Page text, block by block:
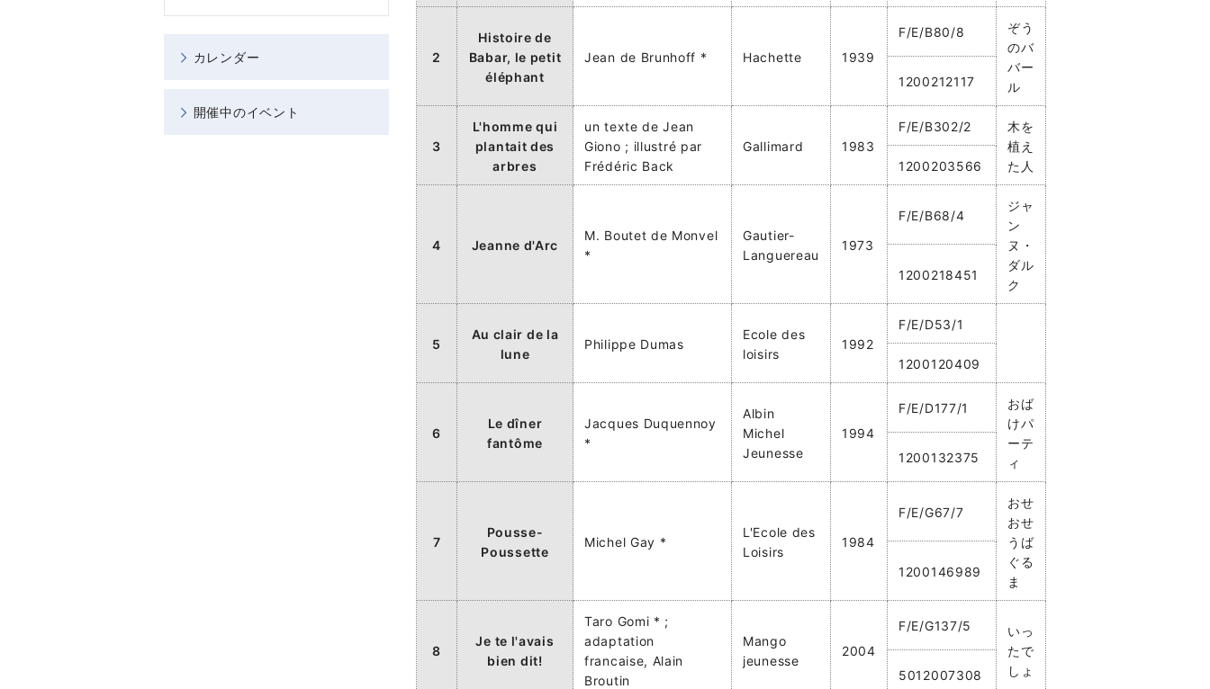
2
Histoire de
Babar, le petit
éléphant
Jean de Brunhoff * Hachette 1939
F/E/B80/8
ぞう
のバ
バー
ル
1200212117
3
L'homme qui
plantait des
arbres
un texte de Jean
Giono ; illustré par
Frédéric Back
Gallimard 1983
F/E/B302/2
木を
植え
た人
1200203566
4 Jeanne d'Arc
M. Boutet de Monvel
*
Gautier-
Languereau
1973
F/E/B68/4
ジャ
ン
ヌ・
ダル
ク
1200218451
5
Au clair de la
lune
Philippe Dumas
Ecole des
loisirs
1992
F/E/D53/1
1200120409
6
Le dîner
fantôme
Jacques Duquennoy
*
Albin
Michel
Jeunesse
1994
F/E/D177/1
おば
けパ
ーテ
ィ
1200132375
7
Pousse-
Poussette
Michel Gay *
L'Ecole des
Loisirs
1984
F/E/G67/7
おせ
おせ
うば
ぐる
ま
1200146989
8
Je te l'avais
bien dit!
Taro Gomi * ;
adaptation
francaise, Alain
Broutin
Mango
jeunesse
2004
F/E/G137/5
いっ
たで
しょ
5012007308
カレンダー
開催中のイベント